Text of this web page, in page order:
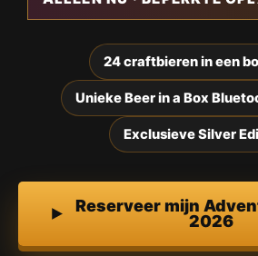
24 craftbieren in een
Unieke Beer in a Box
Exclusieve Silver
Reserveer mijn
2026